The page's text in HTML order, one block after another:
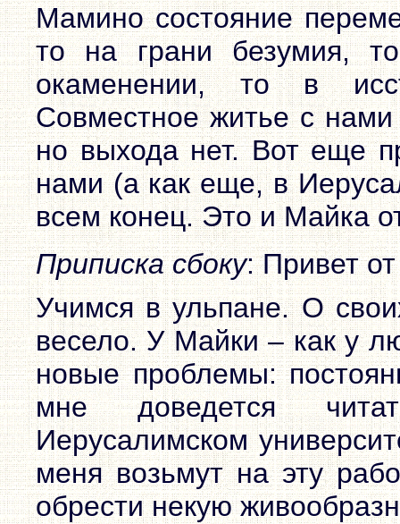
Мамино состояние
то на грани безумия,
окаменении, то в
Совместное житье с нами
но выхода нет. Вот еще
нами (а как еще, в
всем конец. Это и Майка
Приписка сбоку: Привет
Учимся в ульпане. О
весело. У Майки – как у
новые проблемы:
мне доведется
Иерусалимском
меня возьмут на эту
обрести некую